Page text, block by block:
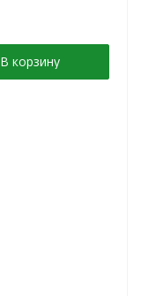
В корзину